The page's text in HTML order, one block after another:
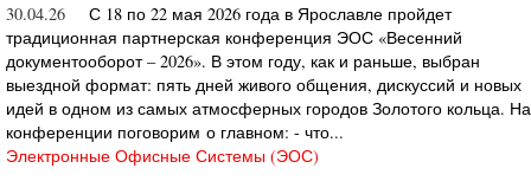
30.04.26
С 18 по 22 мая 2026 года в Ярославле пройдет
традиционная партнерская конференция ЭОС «Весенний
документооборот – 2026». В этом году, как и раньше, выбран
выездной формат: пять дней живого общения, дискуссий и новых
идей в одном из самых атмосферных городов Золотого кольца. На
конференции поговорим о главном: - что...
Электронные Офисные Системы (ЭОС)